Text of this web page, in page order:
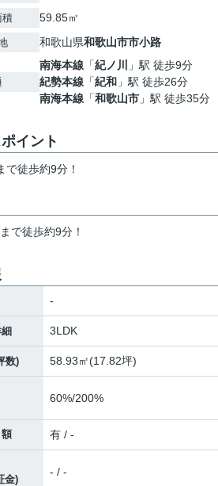
積 59.85㎡
和歌山県和歌山市市小路
南海本線 「紀ノ川
」駅 徒歩9分
紀勢本線 「紀和 」駅 徒歩26分
南海本線 「和歌山市 」駅 徒歩35分
イント
で徒歩約9分！
で徒歩約9分！
-
3LDK
数) 58.93㎡(17.82坪)
60%/200%
有 / -
金)
- / -